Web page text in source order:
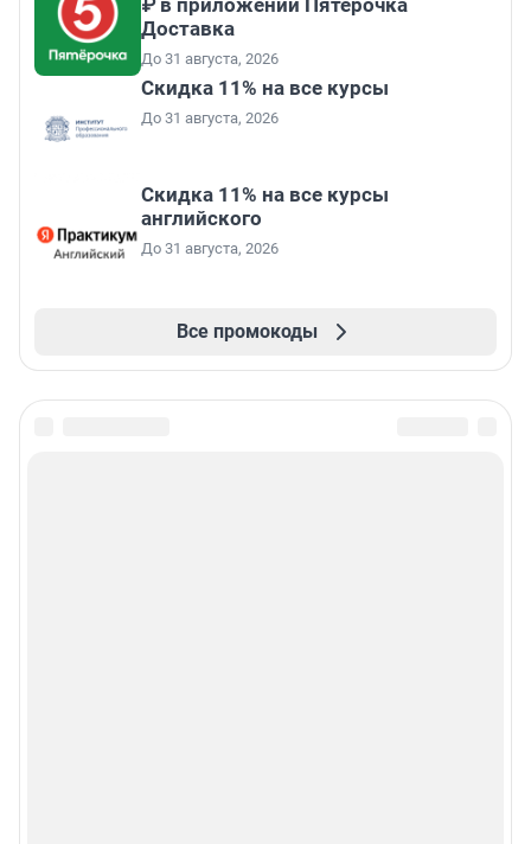
Доставка
До 31 августа, 2026
Скидка 11% на все курсы
До 31 августа, 2026
Скидка 11% на все курсы
английского
До 31 августа, 2026
Все промокоды